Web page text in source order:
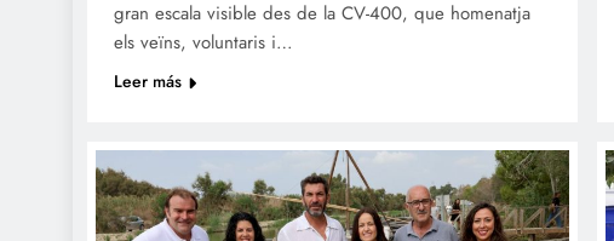
gran escala visible des de la CV-400, que homenatja
els veïns, voluntaris i…
Leer más